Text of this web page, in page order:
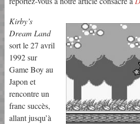
Kirby’s
Dream Land
sort le 27 avril
1992 sur
Game Boy au
Japon et
rencontre un
franc succès,
allant jusqu’à